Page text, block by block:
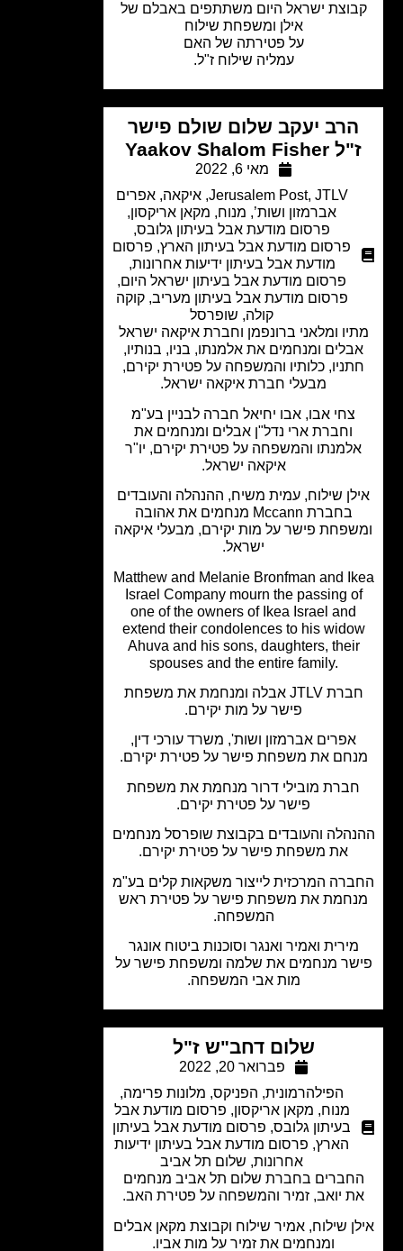
ישראל היום משתתפים באבלם של
אילן ומשפחת שילוח
על פטירתה של האם
עמליה שילוח ז"ל.
יעקב שלום שולם פישר
מאי 6, 2022
Jerusalem Post
,איקאה, אפרים
אברמזון ושות’,מנוח,מקאן אריקסון ,
פרסום מודעת אבל בעיתון גלובס,
פרסום מודעת אבל בעיתון הארץ,פרסום
מודעת אבל בעיתון ידיעות אחרונות,
פרסום מודעת אבל בעיתון ישראל היום,
פרסום מודעת אבל בעיתון מעריב, קוקה
שופרסל
ומלאני ברונפמן וחברת איקאה ישראל
ומנחמים את אלמנתו, בניו, בנותיו,
כלותיו והמשפחה על פטירת יקירם,
מבעלי חברת איקאה ישראל.
צחי אבו, אבו יחיאל חברה לבניין בע"מ
וחברת ארי נדל"ן אבלים ומנחמים את
והמשפחה על פטירת יקירם, יו"ר
איקאה ישראל.
שילוח, עמית משיח, ההנהלה והעובדים
בחברת Mccann מנחמים את אהובה
פישר על מות יקירם, מבעלי איקאה
Matthew and Melanie Bronfman and
Israel Company mourn the passing
one of the owners of Ikea Israel and
extend their condolences to his
Ahuva and his sons, daughters,
spouses and the entire family.
חברת JTLV אבלה ומנחמת את משפחת
פישר על מות יקירם.
אפרים אברמזון ושות', משרד עורכי דין,
את משפחת פישר על פטירת יקירם.
מובילי דרור מנחמת את משפחת
פישר על פטירת יקירם.
והעובדים בקבוצת שופרסל מנחמים
את משפחת פישר על פטירת יקירם.
המרכזית לייצור משקאות קלים בע"מ
את משפחת פישר על פטירת ראש
המשפחה.
ואמיר ואנגר וסוכנות ביטוח אונגר
מנחמים את שלמה ומשפחת פישר על
מות אבי המשפחה.
שלום דחב"ש ז"ל
פברואר 20, 2022
הפילהרמונית,הפניקס ,מלונות פרימה,
מקאן אריקסון ,פרסום מודעת אבל
בעיתון גלובס, פרסום מודעת אבל בעיתון
פרסום מודעת אבל בעיתון ידיעות
אחרונות,שלום תל אביב
בחברת שלום תל אביב מנחמים
יואב, זמיר והמשפחה על פטירת האב.
שילוח, אמיר שילוח וקבוצת מקאן אבלים
ומנחמים את זמיר על מות אביו.